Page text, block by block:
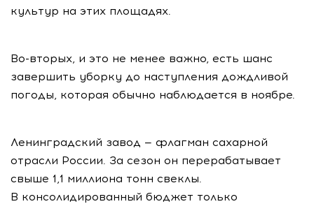
культур на этих площадях.
Во-вторых, и это не менее важно, есть шанс
завершить уборку до наступления дождливой
погоды, которая обычно наблюдается в ноябре.
Ленинградский завод — флагман сахарной
отрасли России. За сезон он перерабатывает
свыше 1,1 миллиона тонн свеклы.
В консолидированный бюджет только